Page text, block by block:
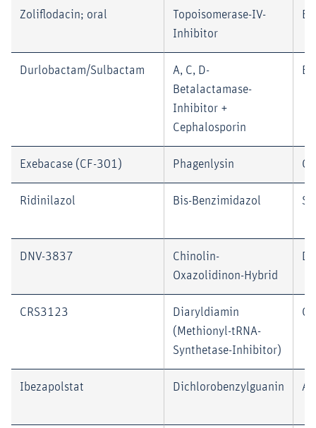
Zoliflodacin; oral
Topoisomerase-IV-
Inhibitor
Durlobactam/Sulbactam
A, C, D-
Betalactamase-
Inhibitor +
Cephalosporin
Exebacase (CF-301) Phagenlysin
Ridinilazol Bis-Benzimidazol
DNV-3837
Chinolin-
Oxazolidinon-Hybrid
CRS3123
Diaryldiamin
(Methionyl-tRNA-
Synthetase-Inhibitor)
Ibezapolstat Dichlorobenzylguanin